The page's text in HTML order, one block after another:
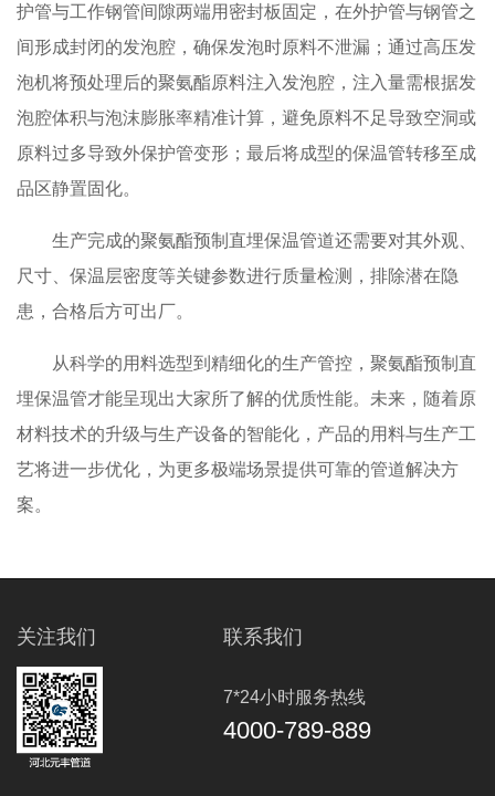
护管与工作钢管间隙两端用密封板固定，在外护管与钢管之
间形成封闭的发泡腔，确保发泡时原料不泄漏；通过高压发
泡机将预处理后的聚氨酯原料注入发泡腔，注入量需根据发
泡腔体积与泡沫膨胀率精准计算，避免原料不足导致空洞或
原料过多导致外保护管变形；最后将成型的保温管转移至成
品区静置固化。
生产完成的聚氨酯预制直埋保温管道还需要对其外观、
尺寸、保温层密度等关键参数进行质量检测，排除潜在隐
患，合格后方可出厂。
从科学的用料选型到精细化的生产管控，聚氨酯预制直
埋保温管才能呈现出大家所了解的优质性能。未来，随着原
材料技术的升级与生产设备的智能化，产品的用料与生产工
艺将进一步优化，为更多极端场景提供可靠的管道解决方
案。
关注我们 联系我们
7*24小时服务热线
4000-789-889